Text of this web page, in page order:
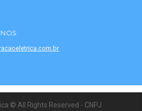
© All Rights Reserved - CNPJ